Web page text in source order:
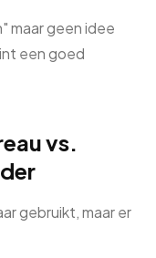
maar geen idee
een goed
vs.
gebruikt, maar er